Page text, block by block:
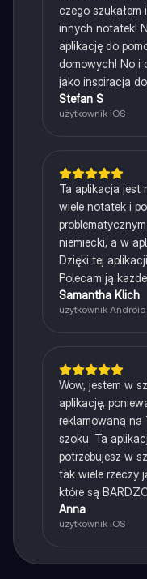
czego szukałem
innych notatek!
aplikację do
domowych! No i
jako inspiracja
Stefan S
użytkownik iOS
Ta aplikacja jest
wiele notatek i
niemiecki, a w
Dzięki tej
Polecam ją
Samantha Klich
użytkownik
Wow, jestem w
aplikację,
reklamowaną na
szoku. Ta
potrzebujesz w
tak wiele rzeczy
które są
Anna
użytkownik iOS